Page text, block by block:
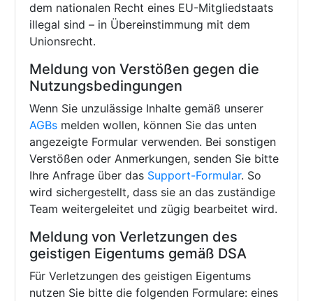
dem nationalen Recht eines EU-Mitgliedstaats
illegal sind – in Übereinstimmung mit dem
Unionsrecht.
Meldung von Verstößen gegen die
Nutzungsbedingungen
Wenn Sie unzulässige Inhalte gemäß unserer
AGBs melden wollen, können Sie das unten
angezeigte Formular verwenden. Bei sonstigen
Verstößen oder Anmerkungen, senden Sie bitte
Ihre Anfrage über das Support-Formular. So
wird sichergestellt, dass sie an das zuständige
Team weitergeleitet und zügig bearbeitet wird.
Meldung von Verletzungen des
geistigen Eigentums gemäß DSA
Für Verletzungen des geistigen Eigentums
nutzen Sie bitte die folgenden Formulare: eines